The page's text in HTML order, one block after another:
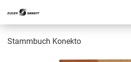
Stammbuch Konekto